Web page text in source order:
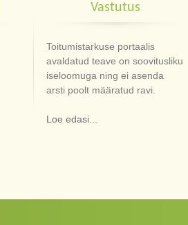
Vastutus
Toitumistarkuse portaalis
avaldatud teave on soovitusliku
iseloomuga ning ei asenda
arsti poolt määratud ravi.
Loe edasi...